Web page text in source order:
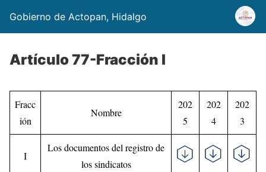
Gobierno de Actopan, Hidalgo
Artículo 77-Fracción I
Fracc
ión
Nombre
202
5
202
4
202
3
I
Los documentos del registro de
los sindicatos